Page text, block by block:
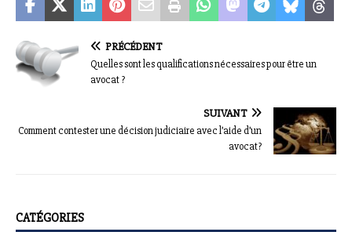
PRÉCÉDENT
Quelles sont les qualifications nécessaires pour être un
avocat ?
SUIVANT
Comment contester une décision judiciaire avec l’aide d’un
avocat?
CATÉGORIES